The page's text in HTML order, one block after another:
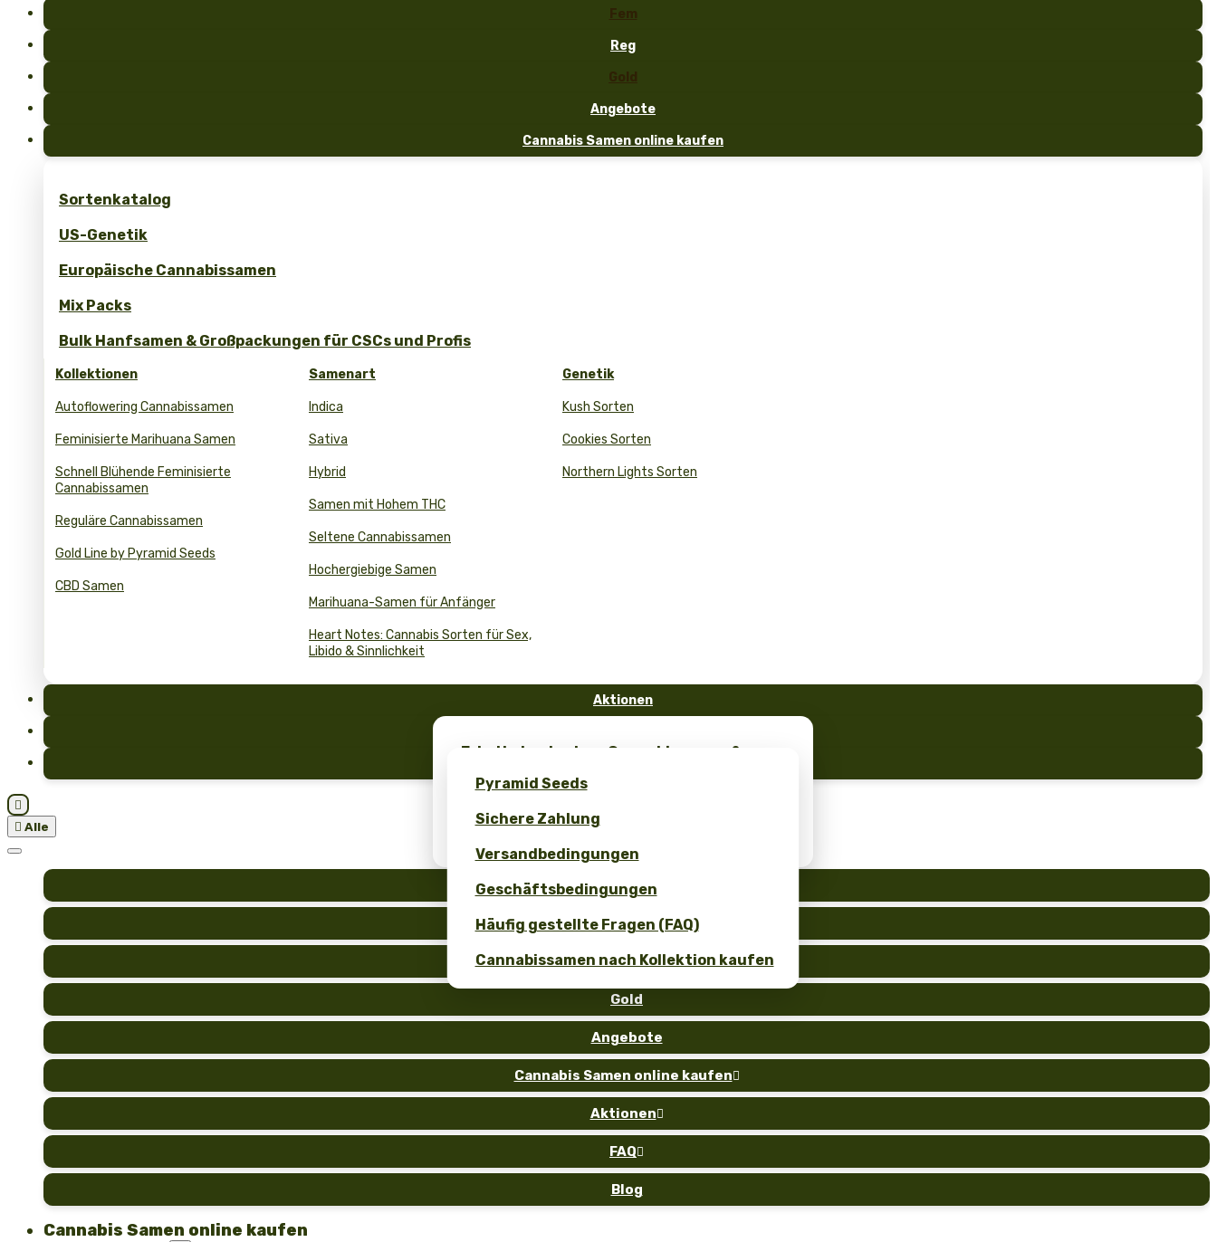
Fem
Reg
Gold
Angebote
Cannabis Samen online kaufen
Sortenkatalog
US-Genetik
Europäische Cannabissamen
Mix Packs
Bulk Hanfsamen & Großpackungen für CSCs und Profis
Kollektionen
Autoflowering Cannabissamen
Feminisierte Marihuana Samen
Schnell Blühende Feminisierte
Cannabissamen
Reguläre Cannabissamen
Gold Line by Pyramid Seeds
CBD Samen
Samenart
Indica
Sativa
Hybrid
Samen mit Hohem THC
Seltene Cannabissamen
Hochergiebige Samen
Marihuana-Samen für Anfänger
Heart Notes: Cannabis Sorten für Sex,
Libido & Sinnlichkeit
Genetik
Kush Sorten
Cookies Sorten
Northern Lights Sorten
Aktionen
Erhalte kostenlose Cannabissamen &
Seeds!
Erhalten Sie 10 % Rabatt für Ihre
Pyramid Seeds
Sichere Zahlung
Versandbedingungen
Geschäftsbedingungen
Häufig gestellte Fragen (FAQ)
Cannabissamen nach Kollektion kaufen

 Alle
Auto
Fem
Reg
Gold
Angebote
Cannabis Samen online kaufen 
Aktionen 
FAQ 
Blog
Cannabis Samen online kaufen